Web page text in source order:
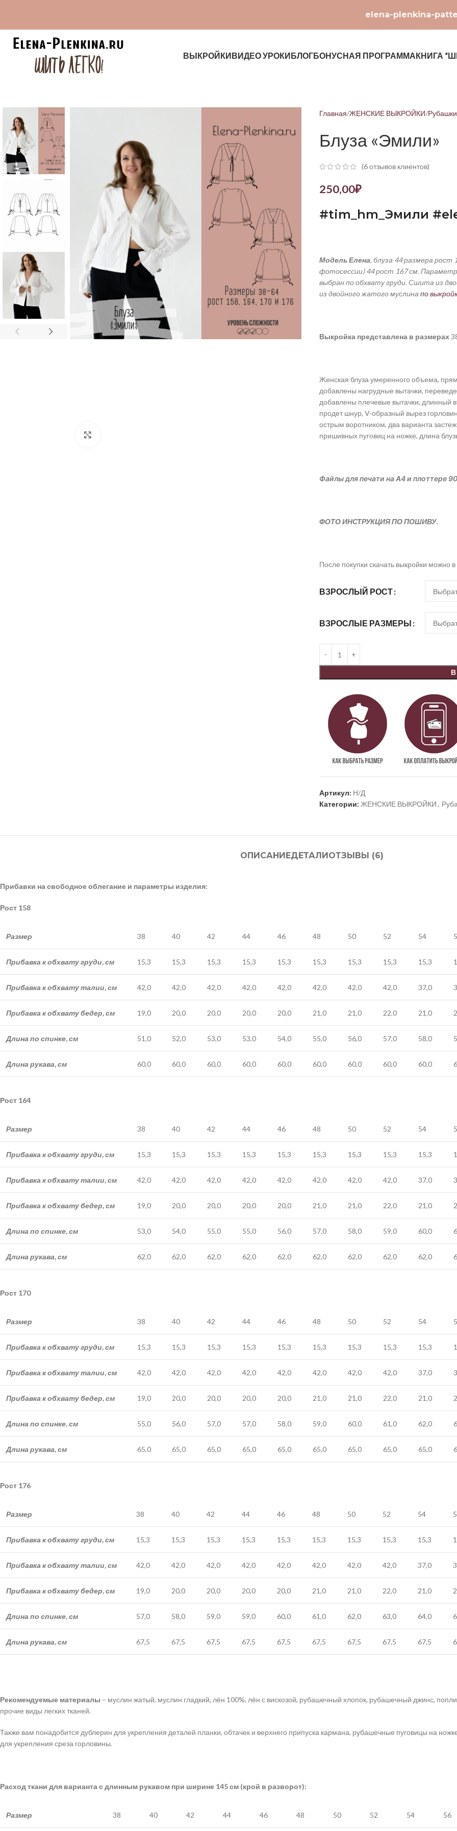
elena-plenkina-
ВЫКРОЙКИВИДЕО УРОКИБЛОГБОНУСНАЯ ПРОГРАММАКНИГА
Главная ЖЕНСКИЕ ВЫКРОЙКИ
Блуза «Эмили»
(6отзывов клиентов)
250,00₽
#tim hm _Эмили #
Модель Елена, блуза 44 размера
фотосессии) 44 рост 167 см.
выбран по обхвату груди. Сшита из
из двойного жатого муслинапо
Выкройка представлена в размерах
Женская блуза умеренного объема,
добавлены нагрудные вытачки,
добавлены плечевые вытачки, длинный
продет шнур, V-образный вырез
острым воротником, два варианта
пришивных пуговиц на ножке, длина
Файлы для печати на А4 и плоттере
ФОТО ИНСТРУКЦИЯ ПО ПОШИВУ.
После покупки скачать выкройки можно
ВЗРОСЛЫЙ РОСТ
ВЗРОСЛЫЕ РАЗМЕРЫ
Артикул: Н/Д
Категории: ЖЕНСКИЕ ВЫКРОЙКИ,
ОПИСАНИЕДЕТАЛИ ОТЗЫВЫ (6)
Прибавки на свободное облегание и параметры изделия:
Рост 158
Размер 38 40 42 44 46 48 50 52 54
Прибавка к обхвату груди, см 15,3 15,3 15,3 15,3 15,3 15,3 15,3 15,3 15,3
Прибавка к обхвату талии, см 42,0 42,0 42,0 42,0 42,0 42,0 42,0 42,0 37,0
Прибавка к обхвату бедер, см 19,0 20,0 20,0 20,0 20,0 21,0 21,0 22,0 21,0
Длина по спинке, см 51,0 52,0 53,0 53,0 54,0 55,0 56,0 57,0 58,0
Длина рукава, см 60,0 60,0 60,0 60,0 60,0 60,0 60,0 60,0 60,0
Рост 164
Размер 38 40 42 44 46 48 50 52 54
Прибавка к обхвату груди, см 15,3 15,3 15,3 15,3 15,3 15,3 15,3 15,3 15,3
Прибавка к обхвату талии, см 42,0 42,0 42,0 42,0 42,0 42,0 42,0 42,0 37,0
Прибавка к обхвату бедер, см 19,0 20,0 20,0 20,0 20,0 21,0 21,0 22,0 21,0
Длина по спинке, см 53,0 54,0 55,0 55,0 56,0 57,0 58,0 59,0 60,0
Длина рукава, см 62,0 62,0 62,0 62,0 62,0 62,0 62,0 62,0 62,0
Рост 170
Размер 38 40 42 44 46 48 50 52 54
Прибавка к обхвату груди, см 15,3 15,3 15,3 15,3 15,3 15,3 15,3 15,3 15,3
Прибавка к обхвату талии, см 42,0 42,0 42,0 42,0 42,0 42,0 42,0 42,0 37,0
Прибавка к обхвату бедер, см 19,0 20,0 20,0 20,0 20,0 21,0 21,0 22,0 21,0
Длина по спинке, см 55,0 56,0 57,0 57,0 58,0 59,0 60,0 61,0 62,0
Длина рукава, см 65,0 65,0 65,0 65,0 65,0 65,0 65,0 65,0 65,0
Рост 176
Размер 38 40 42 44 46 48 50 52 54
Прибавка к обхвату груди, см 15,3 15,3 15,3 15,3 15,3 15,3 15,3 15,3 15,3
Прибавка к обхвату талии, см 42,0 42,0 42,0 42,0 42,0 42,0 42,0 42,0 37,0
Прибавка к обхвату бедер, см 19,0 20,0 20,0 20,0 20,0 21,0 21,0 22,0 21,0
Длина по спинке, см 57,0 58,0 59,0 59,0 60,0 61,0 62,0 63,0 64,0
Длина рукава, см 67,5 67,5 67,5 67,5 67,5 67,5 67,5 67,5 67,5
Рекомендуемые материалы – муслин жатый, муслин гладкий, лён 100%, лён с вискозой, рубашечный хлопок, рубашечный джинс,
прочие виды легких тканей.
Также вам понадобится дублерин для укрепления деталей планки, обтачек и верхнего припуска кармана, рубашечные пуговицы на
для укрепления среза горловины.
Расход ткани для варианта с длинным рукавом при ширине 145 см (крой в разворот):
Размер 38 40 42 44 46 48 50 52 54 56